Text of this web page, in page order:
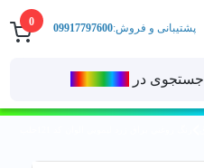
0
جستجوی در
پشتیبانی و فروش:09917797600